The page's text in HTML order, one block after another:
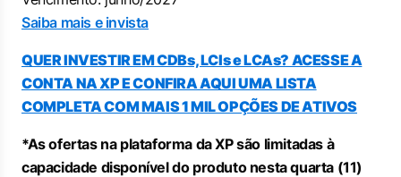
Saiba mais e invista
QUER INVESTIR EM CDBs, LCIs e LCAs? ACESSE A
CONTA NA XP E CONFIRA AQUI UMA LISTA
COMPLETA COM MAIS 1 MIL OPÇÕES DE ATIVOS
*As ofertas na plataforma da XP são limitadas à
capacidade disponível do produto nesta quarta (11)